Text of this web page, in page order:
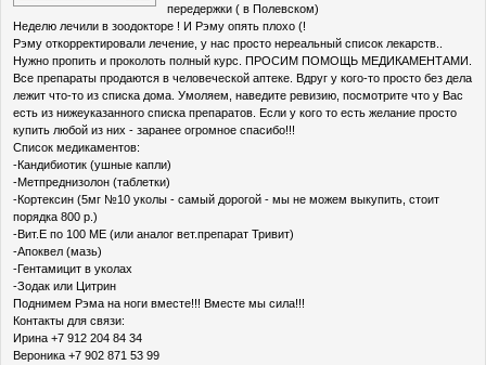
передержки ( в Полевском)
Неделю лечили в зоодокторе ! И Рэму опять плохо (!
Рэму откорректировали лечение, у нас просто нереальный список лекарств..
Нужно пропить и проколоть полный курс. ПРОСИМ ПОМОЩЬ МЕДИКАМЕНТАМИ.
Все препараты продаются в человеческой аптеке. Вдруг у кого-то просто без дела
лежит что-то из списка дома. Умоляем, наведите ревизию, посмотрите что у Вас
есть из нижеуказанного списка препаратов. Если у кого то есть желание просто
купить любой из них - заранее огромное спасибо!!!
Список медикаментов:
-Кандибиотик (ушные капли)
-Метпреднизолон (таблетки)
-Кортексин (5мг №10 уколы - самый дорогой - мы не можем выкупить, стоит
порядка 800 р.)
-Вит.Е по 100 МЕ (или аналог вет.препарат Тривит)
-Апоквел (мазь)
-Гентамицит в уколах
-Зодак или Цитрин
Поднимем Рэма на ноги вместе!!! Вместе мы сила!!!
Контакты для связи:
Ирина +7 912 204 84 34
Вероника +7 902 871 53 99